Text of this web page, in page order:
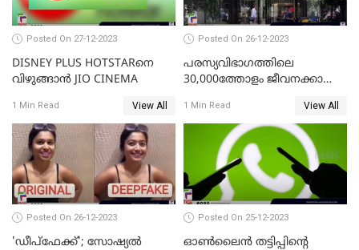
Posted On 27-12-2023
DISNEY PLUS HOTSTARനെ
വിഴുങ്ങാന്‍ JIO CINEMA
1 Min Read View All
Posted On 26-12-2023
പരസ്യവിഭാഗത്തിലെ
30,000ത്തോളം ജീവനക്കാരെ
ഗൂഗിള്‍
1 Min Read View All
Posted On 26-12-2023
'ഡീപ്‌ഫേക്ക്'; സോഷ്യല്‍
Posted On 25-12-2023
ഓണ്‍ലൈന്‍ തട്ടിപ്പിന്റെ